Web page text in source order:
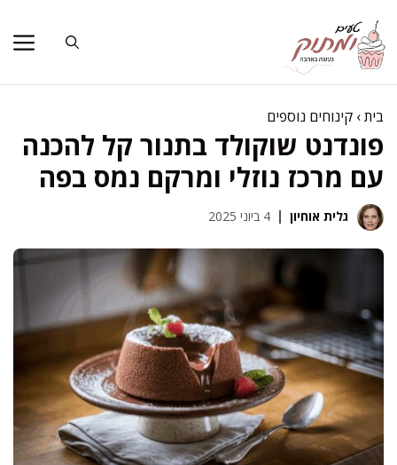
לתוכן
בית› קינוחים נוספים
פונדנט שוקולד בתנור קל להכנה
עם מרכז נוזלי ומרקם נמס בפה
גלית אוחיון 4 ביוני 2025